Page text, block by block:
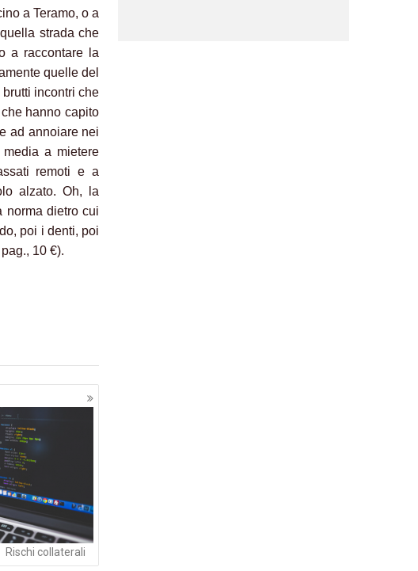
a Teramo, o a
strada che
a raccontare la
quelle del
incontri che
hanno capito
ad annoiare nei
a mietere
remoti e a
alzato. Oh, la
norma dietro cui
poi i denti, poi
10 €).
Rischi collaterali